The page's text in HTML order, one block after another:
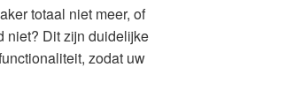
totaal niet meer, of
niet? Dit zijn duidelijke
zodat uw